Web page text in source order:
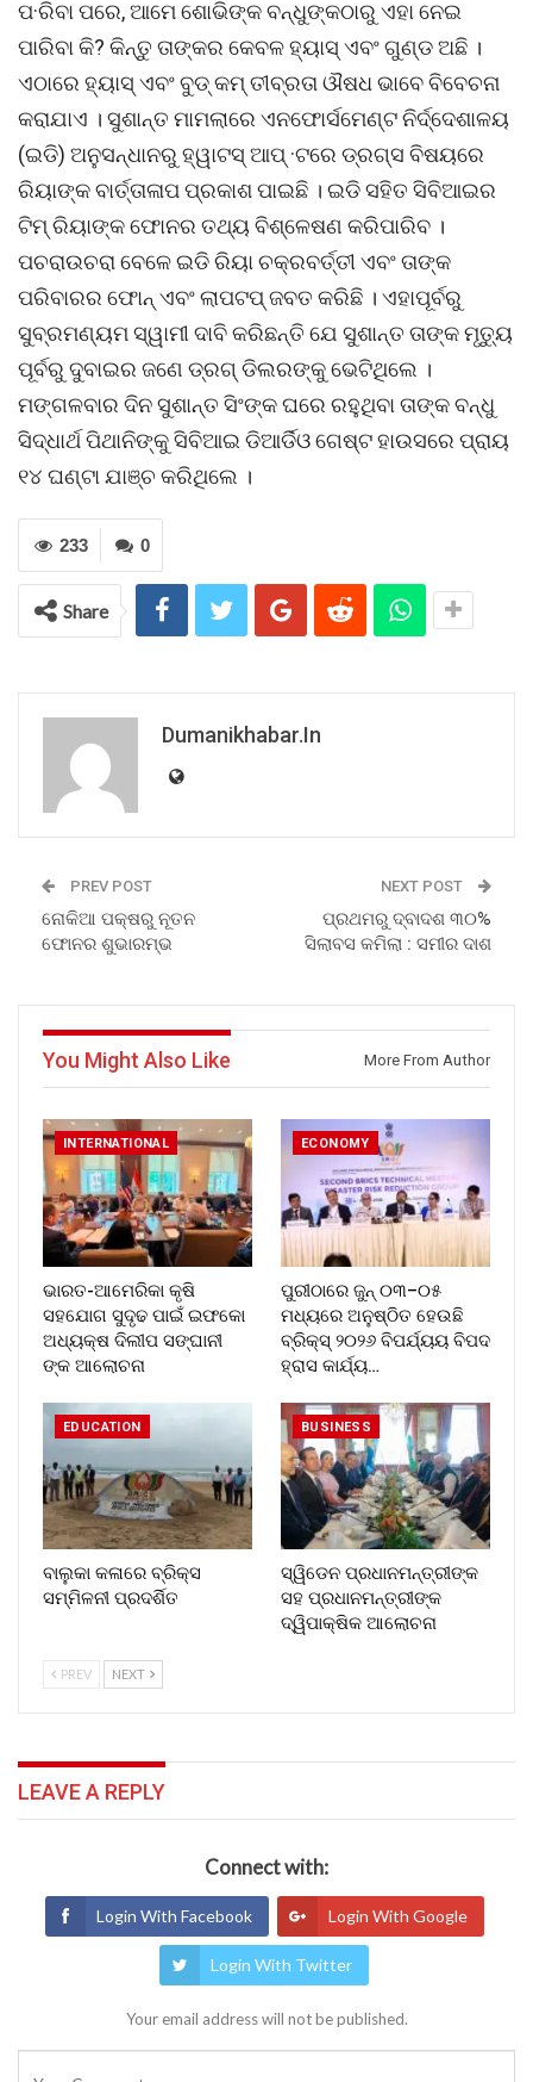
ପ·ରିବା ପରେ, ଆମେ ଶୋଭିଙ୍କ ବନ୍ଧୁଙ୍କଠାରୁ ଏହା ନେଇ
ପାରିବା କି? କିନ୍ତୁ ତାଙ୍କର କେବଳ ହ୍ୟାସ୍ ଏବଂ ଗୁଣ୍ଡ ଅଛି ।
ଏଠାରେ ହ୍ୟାସ୍ ଏବଂ ବୁଡ୍ କମ୍ ତୀବ୍ରତା ଔଷଧ ଭାବେ ବିବେଚନା
କରାଯାଏ । ସୁଶାନ୍ତ ମାମଲାରେ ଏନଫୋର୍ସମେଣ୍ଟ ନିର୍ଦ୍ଦେଶାଳୟ
(ଇଡି) ଅନୁସନ୍ଧାନରୁ ହ୍ୱାଟସ୍ ଆପ୍ ·ଟରେ ଡ୍ରଗ୍ସ ବିଷୟରେ
ରିୟାଙ୍କ ବାର୍ତ୍ତାଳାପ ପ୍ରକାଶ ପାଇଛି । ଇଡି ସହିତ ସିବିଆଇର
ଟିମ୍ ରିୟାଙ୍କ ଫୋନର ତଥ୍ୟ ବିଶ୍ଳେଷଣ କରିପାରିବ ।
ପଚରାଉଚରା ବେଳେ ଇଡି ରିୟା ଚକ୍ରବର୍ତ୍ତୀ ଏବଂ ତାଙ୍କ
ପରିବାରର ଫୋନ୍ ଏବଂ ଲାପଟପ୍ ଜବତ କରିଛି । ଏହାପୂର୍ବରୁ
ସୁବ୍ରମଣ୍ୟମ ସ୍ୱାମୀ ଦାବି କରିଛନ୍ତି ଯେ ସୁଶାନ୍ତ ତାଙ୍କ ମୃତ୍ୟୁ
ପୂର୍ବରୁ ଦୁବାଇର ଜଣେ ଡ୍ରଗ୍ ଡିଲରଙ୍କୁ ଭେଟିଥିଲେ ।
ମଙ୍ଗଳବାର ଦିନ ସୁଶାନ୍ତ ସିଂଙ୍କ ଘରେ ରହୁଥିବା ତାଙ୍କ ବନ୍ଧୁ
ସିଦ୍ଧାର୍ଥ ପିଥାନିଙ୍କୁ ସିବିଆଇ ଡିଆର୍ଡିଓ ଗେଷ୍ଟ ହାଉସରେ ପ୍ରାୟ
୧୪ ଘଣ୍ଟା ଯାଞ୍ଚ କରିଥିଲେ ।
0
233
Share
Dumanikhabar.in
PREV POST
ନୋକିଆ ପକ୍ଷରୁ ନୂତନ
ଫୋନର ଶୁଭାରମ୍ଭ
NEXT POST
ପ୍ରଥମରୁ ଦ୍ବାଦଶ ୩୦%
ସିଲାବସ କମିଲା : ସମୀର ଦାଶ
You Might Also Like More From Author
INTERNATIONAL
ଭାରତ-ଆମେରିକା କୃଷି
ସହଯୋଗ ସୁଦୃଢ ପାଇଁ ଇଫକୋ
ଅଧ୍ୟକ୍ଷ ଦିଲୀପ ସଙ୍ଘାନୀ
ଙ୍କ ଆଲୋଚନା
ECONOMY
ପୁରୀଠାରେ ଜୁନ୍ ୦୩–୦୫
ମଧ୍ୟରେ ଅନୁଷ୍ଠିତ ହେଉଛି
ବ୍ରିକ୍ସ୍ ୨୦୨୬ ବିପର୍ଯ୍ୟୟ ବିପଦ
ହ୍ରାସ କାର୍ଯ୍ୟ…
EDUCATION
ବାଲୁକା କଳାରେ ବ୍ରିକ୍ସ
ସମ୍ମିଳନୀ ପ୍ରଦର୍ଶିତ
BUSINESS
ସ୍ୱିଡେନ ପ୍ରଧାନମନ୍ତ୍ରୀଙ୍କ
ସହ ପ୍ରଧାନମନ୍ତ୍ରୀଙ୍କ
ଦ୍ୱିପାକ୍ଷିକ ଆଲୋଚନା
PREV NEXT
LEAVE A REPLY
Connect with:
Login With Facebook Login With Google
Login With Twitter
Your email address will not be published.